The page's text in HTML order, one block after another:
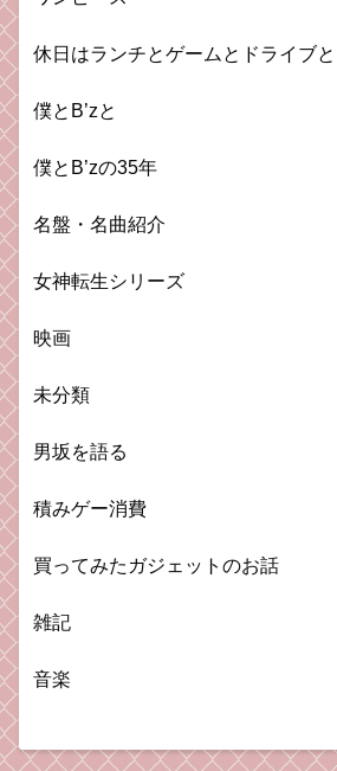
休日はランチとゲームとドライブと
僕とB’zと
僕とB’zの35年
名盤・名曲紹介
女神転生シリーズ
映画
未分類
男坂を語る
積みゲー消費
買ってみたガジェットのお話
雑記
音楽